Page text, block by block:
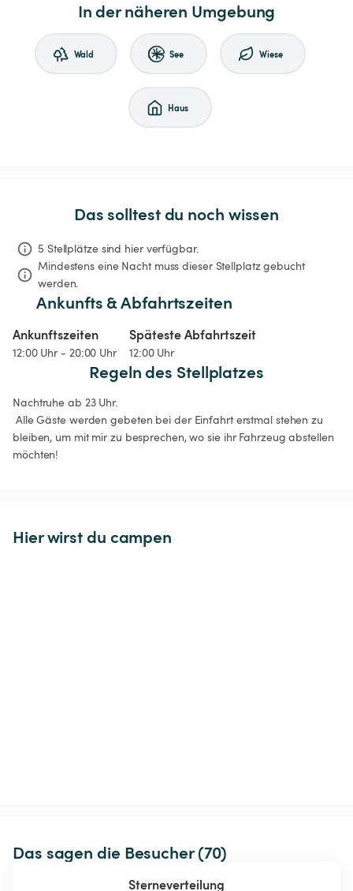
In der näheren Umgebung
Wald See Wiese
Haus
Das solltest du noch wissen
5 Stellplätze sind hier verfügbar.
Mindestens eine Nacht muss dieser Stellplatz gebucht
werden.
Ankunfts & Abfahrtszeiten
Ankunftszeiten
12:00 Uhr - 20:00 Uhr
Späteste Abfahrtszeit
12:00 Uhr
Regeln des Stellplatzes
Nachtruhe ab 23 Uhr.
bleiben, um mit mir zu besprechen, wo sie ihr Fahrzeug abstellen
möchten!
Hier wirst du campen
Das sagen die Besucher (70)
Sterneverteilung